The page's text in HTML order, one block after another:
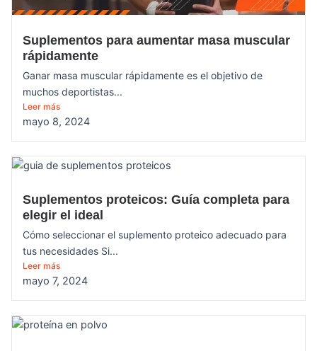
Suplementos para aumentar masa muscular
rápidamente
Ganar masa muscular rápidamente es el objetivo de
muchos deportistas...
Leer más
mayo 8, 2024
Suplementos proteicos: Guía completa para
elegir el ideal
Cómo seleccionar el suplemento proteico adecuado para
tus necesidades Si...
Leer más
mayo 7, 2024